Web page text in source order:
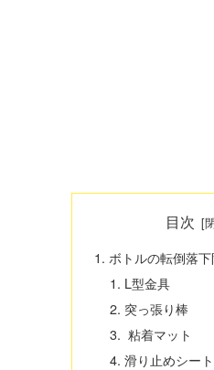
目次
ボトルの転倒落
L型金具
突っ張り棒
粘着マット
滑り止めシート